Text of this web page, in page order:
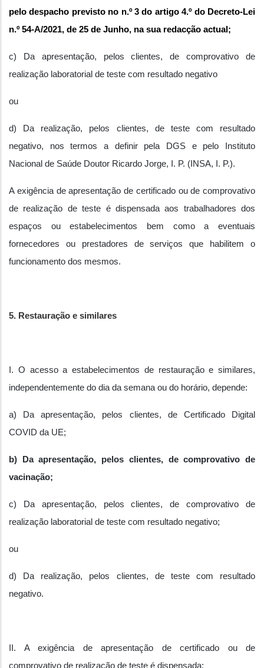
pelo despacho previsto no n.º 3 do artigo 4.º do Decreto-Lei
n.º 54-A/2021, de 25 de Junho, na sua redacção actual;
c) Da apresentação, pelos clientes, de comprovativo de
realização laboratorial de teste com resultado negativo
ou
d) Da realização, pelos clientes, de teste com resultado
negativo, nos termos a definir pela DGS e pelo Instituto
Nacional de Saúde Doutor Ricardo Jorge, I. P. (INSA, I. P.).
A exigência de apresentação de certificado ou de comprovativo
de realização de teste é dispensada aos trabalhadores dos
espaços ou estabelecimentos bem como a eventuais
fornecedores ou prestadores de serviços que habilitem o
funcionamento dos mesmos.
5. Restauração e similares
I. O acesso a estabelecimentos de restauração e similares,
independentemente do dia da semana ou do horário, depende:
a) Da apresentação, pelos clientes, de Certificado Digital
COVID da UE;
b) Da apresentação, pelos clientes, de comprovativo de
vacinação;
c) Da apresentação, pelos clientes, de comprovativo de
realização laboratorial de teste com resultado negativo;
ou
d) Da realização, pelos clientes, de teste com resultado
negativo.
II. A exigência de apresentação de certificado ou de
comprovativo de realização de teste é dispensada: